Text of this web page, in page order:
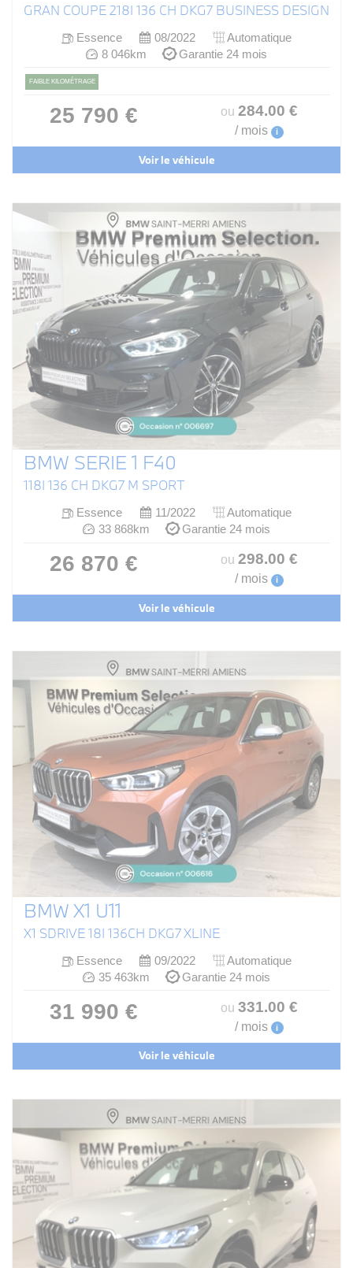
GRAN COUPE 218I 136 CH DKG7 BUSINESS DESIGN
Essence 08/2022
Automatique
8 046km
Garantie 24 mois
FAIBLE KILOMÉTRAGE
25 790 € ou 284.00 €
/ mois i
Voir le véhicule
BMW SERIE 1 F40
118I 136 CH DKG7 M SPORT
Essence 11/2022
Automatique
33 868km
Garantie 24 mois
26 870 € ou 298.00 €
/ mois i
Voir le véhicule
BMW X1 U11
X1 SDRIVE 18I 136CH DKG7 XLINE
Essence 09/2022
Automatique
35 463km
Garantie 24 mois
31 990 € ou 331.00 €
/ mois i
Voir le véhicule